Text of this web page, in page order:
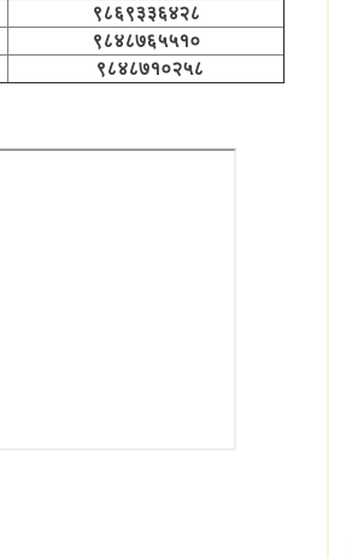
९८६९३३६४२८
९८४८७६५५१०
९८४८७१०२५८